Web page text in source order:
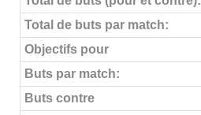
Total de buts par match:
Objectifs pour
Buts par match:
Buts contre